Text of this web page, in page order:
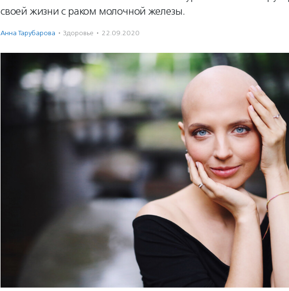
своей жизни с раком молочной железы.
Анна Тарубарова · Здоровье · 22.09.2020